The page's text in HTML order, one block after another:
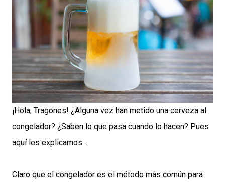
¡Hola, Tragones! ¿Alguna vez han metido una cerveza al
congelador? ¿Saben lo que pasa cuando lo hacen? Pues
aquí les explicamos…
Claro que el congelador es el método más común para